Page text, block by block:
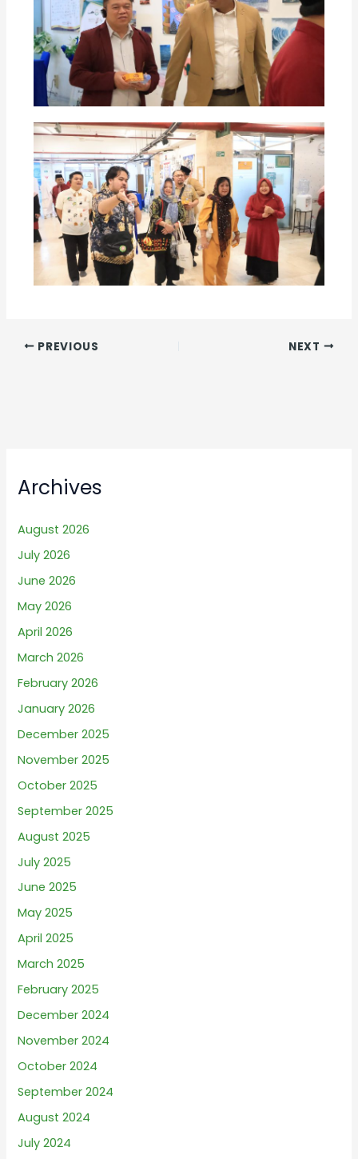
PREVIOUS NEXT
Archives
August 2026
July 2026
June 2026
May 2026
April 2026
March 2026
February 2026
January 2026
December 2025
November 2025
October 2025
September 2025
August 2025
July 2025
June 2025
May 2025
April 2025
March 2025
February 2025
December 2024
November 2024
October 2024
September 2024
August 2024
July 2024